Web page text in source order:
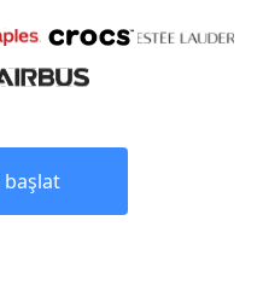
başlat